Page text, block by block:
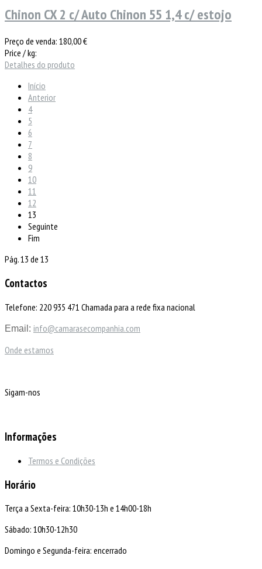
Chinon CX 2 c/ Auto Chinon 55 1,4 c/ estojo
Preço de venda: 180,00 €
Price / kg:
Detalhes do produto
Início
Anterior
4
5
6
7
8
9
10
11
12
13
Seguinte
Fim
Pág. 13 de 13
Contactos
Telefone: 220 935 471 Chamada para a rede fixa nacional
Email: info@camarasecompanhia.com
Onde estamos
Sigam-nos
Informações
Termos e Condições
Horário
Terça a Sexta-feira: 10h30-13h e 14h00-18h
Sábado: 10h30-12h30
Domingo e Segunda-feira: encerrado